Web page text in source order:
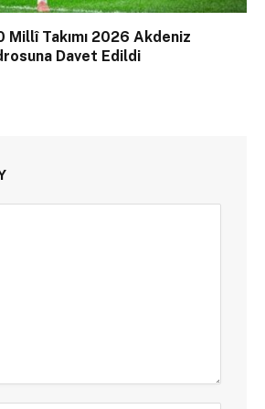
Millî Takımı 2026 Akdeniz
Davet Edildi